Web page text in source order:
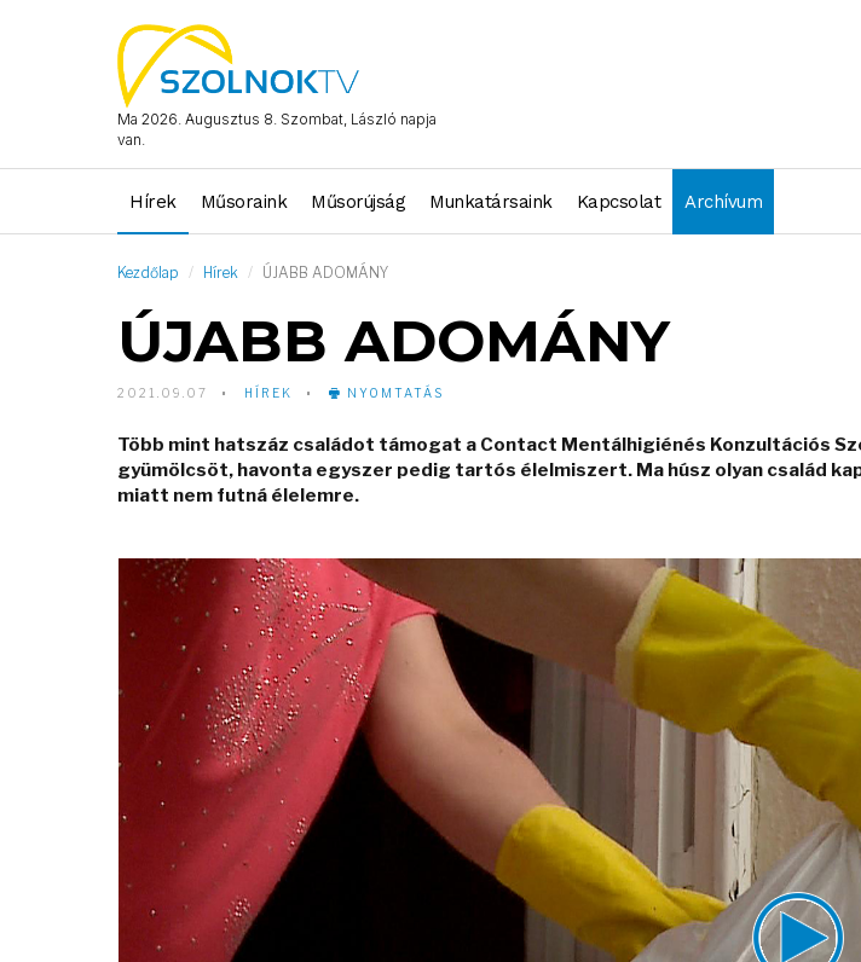
Ma 2026. Augusztus 8. Szombat, László napja
van.
Hírek Műsoraink Műsorújság Munkatársaink Kapcsolat Archívum
Kezdőlap Hírek ÚJABB ADOMÁNY
ÚJABB ADOMÁNY
2021.09.07 HÍREK NYOMTATÁS
Több mint hatszáz családot támogat a Contact Mentálhigiénés Konzultációs
gyümölcsöt, havonta egyszer pedig tartós élelmiszert. Ma húsz olyan család
miatt nem futná élelemre.
Video
Player